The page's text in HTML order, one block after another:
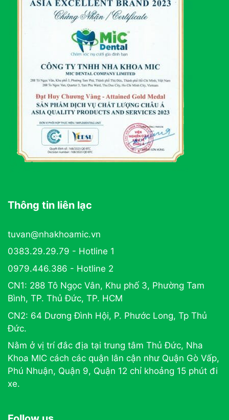
Thông tin liên lạc
tuvan@nhakhoamic.vn
0383.29.29.79 - Hotline 1
0979.446.386 - Hotline 2
CN1: 288 Tô Ngọc Vân, Khu phố 3, Phường Tam
Bình, TP. Thủ Đức, TP. HCM
CN2: 64 Dương Đình Hội, P. Phước Long, Tp Thủ
Đức.
Nằm ở vị trí đắc địa tại trung tâm Thủ Đức, Nha
Khoa MIC cách các quận lân cận như Quận Gò Vấp,
Phú Nhuận, Quận 9, Quận 12 chỉ khoảng 15 phút đi
xe.